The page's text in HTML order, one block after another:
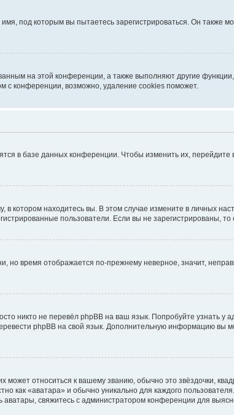
под которым вы пытаетесь зарегистрироваться. Он также
на этой конференции, а также выполняют другие
с конференции, возможно, удаление cookies поможет.
в базе данных конференции. Чтобы изменить их, перейдите
котором находитесь вы. В этом случае измените в личных
пользователи. Если вы не зарегистрированы,
но время отображается по-прежнему неверное, значит,
никто не перевёл phpBB на ваш язык. Попробуйте узнать
phpBB на свой язык. Дополнительную информацию вы
относиться к вашему званию, обычно это звёздочки,
как «аватара» и обычно уникально для каждого
свяжитесь с администратором конференции для